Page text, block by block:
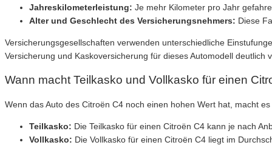
Jahreskilometerleistung: Je mehr Kilometer pro Jahr
Alter und Geschlecht des Versicherungsnehmers: Diese
Versicherungsgesellschaften verwenden unterschiedliche
Versicherung und Kaskoversicherung für dieses Automodell deutlich
Wann macht Teilkasko und Vollkasko für einen
Wenn das Auto des Citroën C4 noch einen hohen Wert hat, macht
Teilkasko: Die Teilkasko für einen Citroën C4 kann je nach
Vollkasko: Die Vollkasko für einen Citroën C4 liegt im